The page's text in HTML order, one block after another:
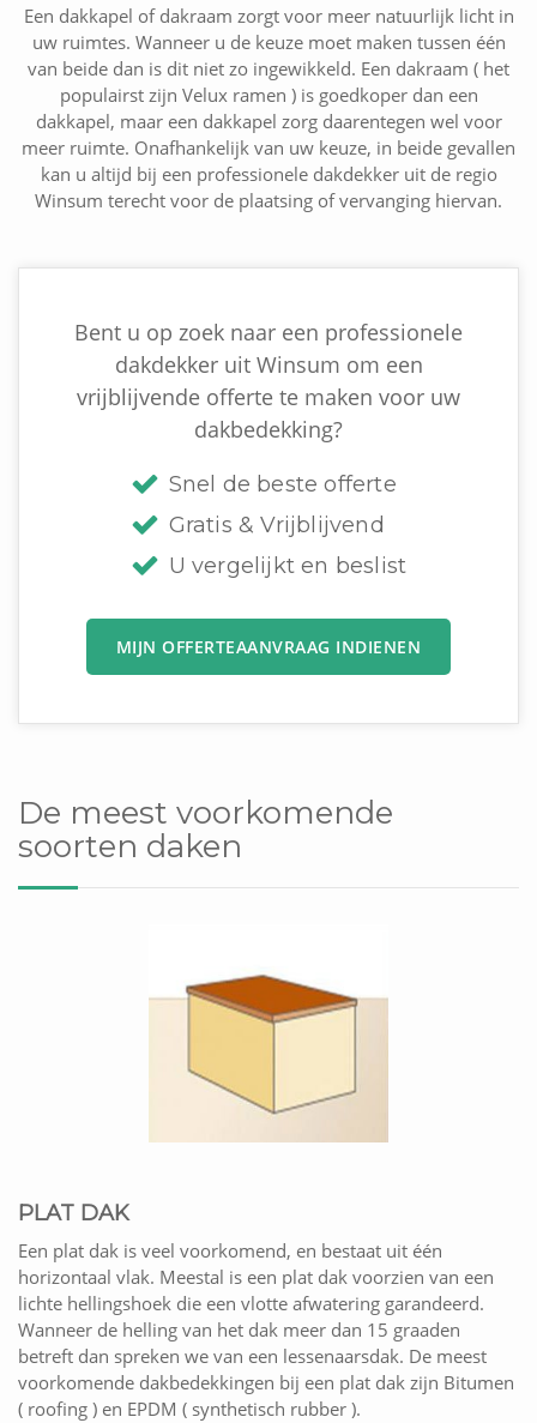
Een dakkapel of dakraam zorgt voor meer natuurlijk licht in
uw ruimtes. Wanneer u de keuze moet maken tussen één
van beide dan is dit niet zo ingewikkeld. Een dakraam ( het
populairst zijn Velux ramen ) is goedkoper dan een
dakkapel, maar een dakkapel zorg daarentegen wel voor
meer ruimte. Onafhankelijk van uw keuze, in beide gevallen
kan u altijd bij een professionele dakdekker uit de regio
Winsum terecht voor de plaatsing of vervanging hiervan.
Bent u op zoek naar een professionele
dakdekker uit Winsum om een
vrijblijvende offerte te maken voor uw
dakbedekking?
Snel de beste offerte
Gratis & Vrijblijvend
U vergelijkt en beslist
MIJN OFFERTEAANVRAAG INDIENEN
De meest voorkomende
soorten daken
PLAT DAK
Een plat dak is veel voorkomend, en bestaat uit één
horizontaal vlak. Meestal is een plat dak voorzien van een
lichte hellingshoek die een vlotte afwatering garandeerd.
Wanneer de helling van het dak meer dan 15 graaden
betreft dan spreken we van een lessenaarsdak. De meest
voorkomende dakbedekkingen bij een plat dak zijn Bitumen
( roofing ) en EPDM ( synthetisch rubber ).